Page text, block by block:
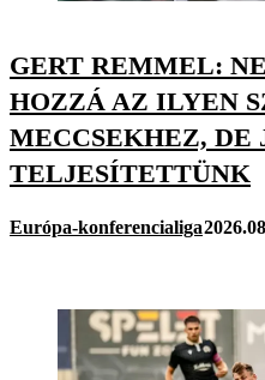
GERT REMMEL:
HOZZÁ AZ ILYEN
MECCSEKHEZ, DE
TELJESÍTETTÜNK
Európa-konferencialiga